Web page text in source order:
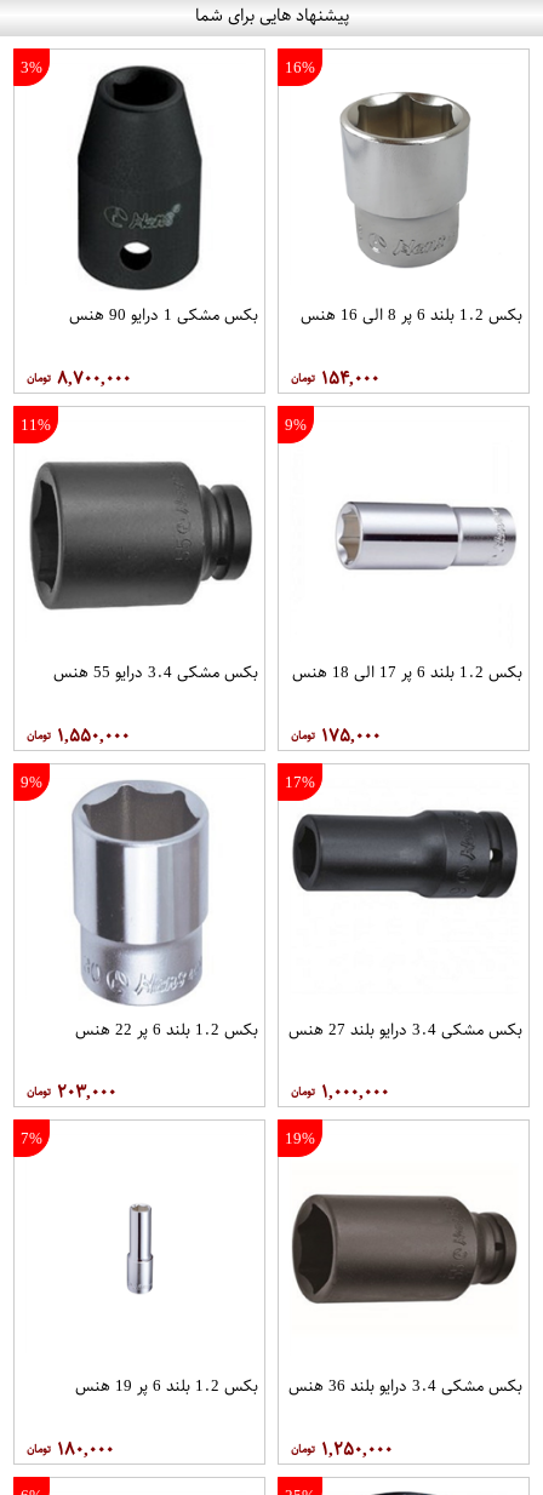
پیشنهاد هایی برای شما
16%
بکس 1.2 بلند 6 پر 8 الی 16 هنس
۱۵۴,۰۰۰
3%
بکس مشکی 1 درایو 90 هنس
۸,۷۰۰,۰۰۰
9%
بکس 1.2 بلند 6 پر 17 الی 18 هنس
۱۷۵,۰۰۰
11%
بکس مشکی 3.4 درایو 55 هنس
۱,۵۵۰,۰۰۰
17%
بکس مشکی 3.4 درایو بلند 27 هنس
۱,۰۰۰,۰۰۰
9%
بکس 1.2 بلند 6 پر 22 هنس
۲۰۳,۰۰۰
19%
بکس مشکی 3.4 درایو بلند 36 هنس
۱,۲۵۰,۰۰۰
7%
بکس 1.2 بلند 6 پر 19 هنس
۱۸۰,۰۰۰